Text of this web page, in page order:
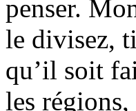
penser.
le divisez,
qu’il soit
les